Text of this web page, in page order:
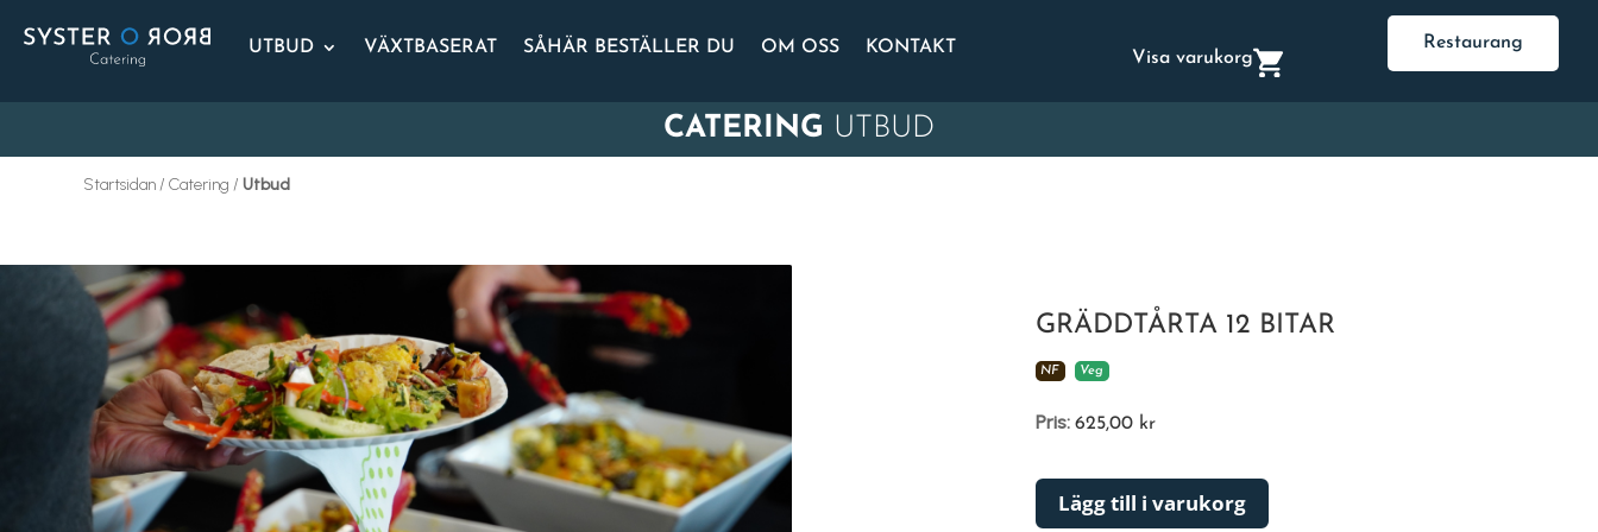
UTBUD VÄXTBASERAT SÅHÄR BESTÄLLER DU OM OSS KONTAKT
Visa varukorg
Restaurang
CATERING UTBUD
Startsidan / Catering / Utbud
GRÄDDTÅRTA 12 BITAR
NF Veg
Pris: 625,00 kr
Lägg till i varukorg